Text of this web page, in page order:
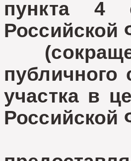
пункта 4
Российской
публичного
участка в
Российской
2.2.